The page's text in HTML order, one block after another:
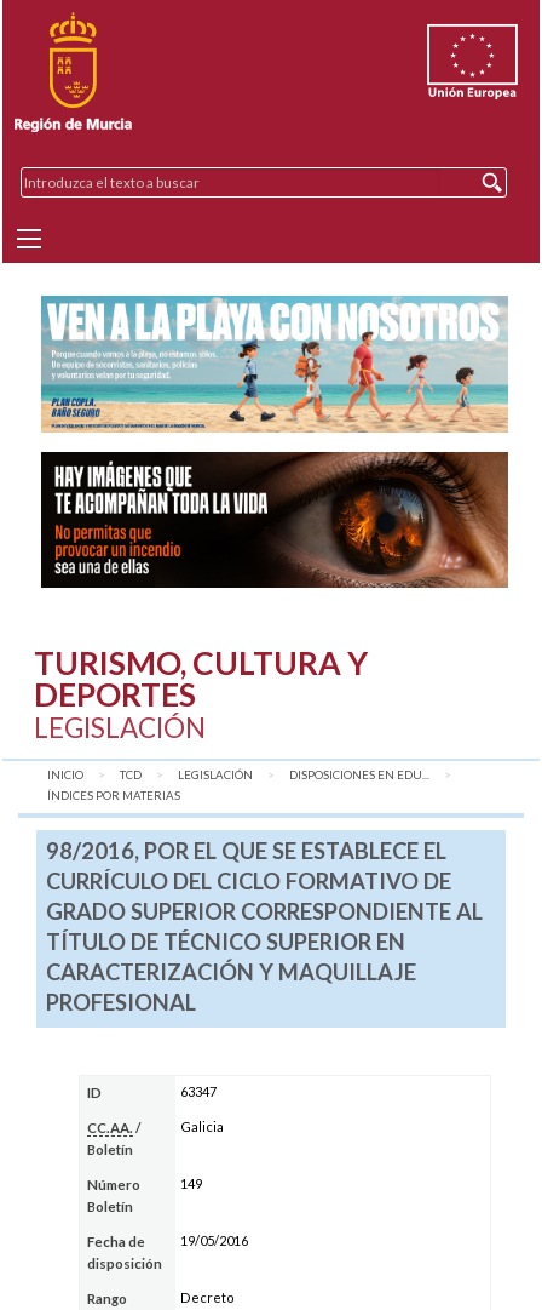
TURISMO, CULTURA Y
DEPORTES
LEGISLACIÓN
INICIO TCD LEGISLACIÓN
DISPOSICIONES EN EDU...
AQUÍ:
ÍNDICES POR MATERIAS
98/2016, POR EL QUE SE ESTABLECE EL
CURRÍCULO DEL CICLO FORMATIVO DE
GRADO SUPERIOR CORRESPONDIENTE AL
TÍTULO DE TÉCNICO SUPERIOR EN
CARACTERIZACIÓN Y MAQUILLAJE
PROFESIONAL
ID 63347
CC.AA. /
Boletín
Galicia
Número
Boletín
149
Fecha de
disposición
19/05/2016
Rango Decreto